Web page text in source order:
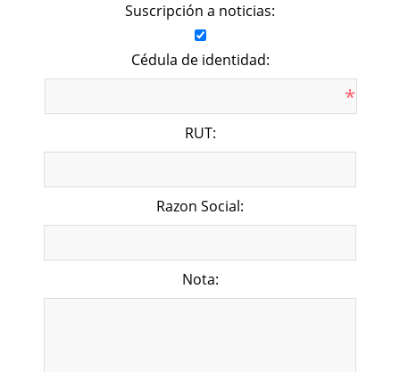
Suscripción a noticias:
Cédula de identidad:
*
RUT:
Razon Social:
Nota: